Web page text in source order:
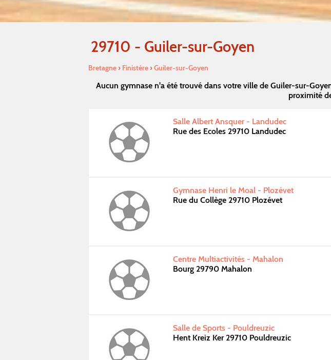
29710 - Guiler-sur-Goyen
Bretagne› Finistére›Guiler-sur-Goyen
Aucun gymnase n'a été trouvé dans votre ville de Guiler-sur-
proximité
Salle Albert Ansquer - Landudec
Rue des Ecoles 29710 Landudec
Gymnase Henri le Moal - Plozévet
Rue du Collège 29710 Plozévet
Centre Multiactivités - Mahalon
Bourg 29790 Mahalon
Salle de Sports - Pouldreuzic
Hent Kreiz Ker 29710 Pouldreuzic